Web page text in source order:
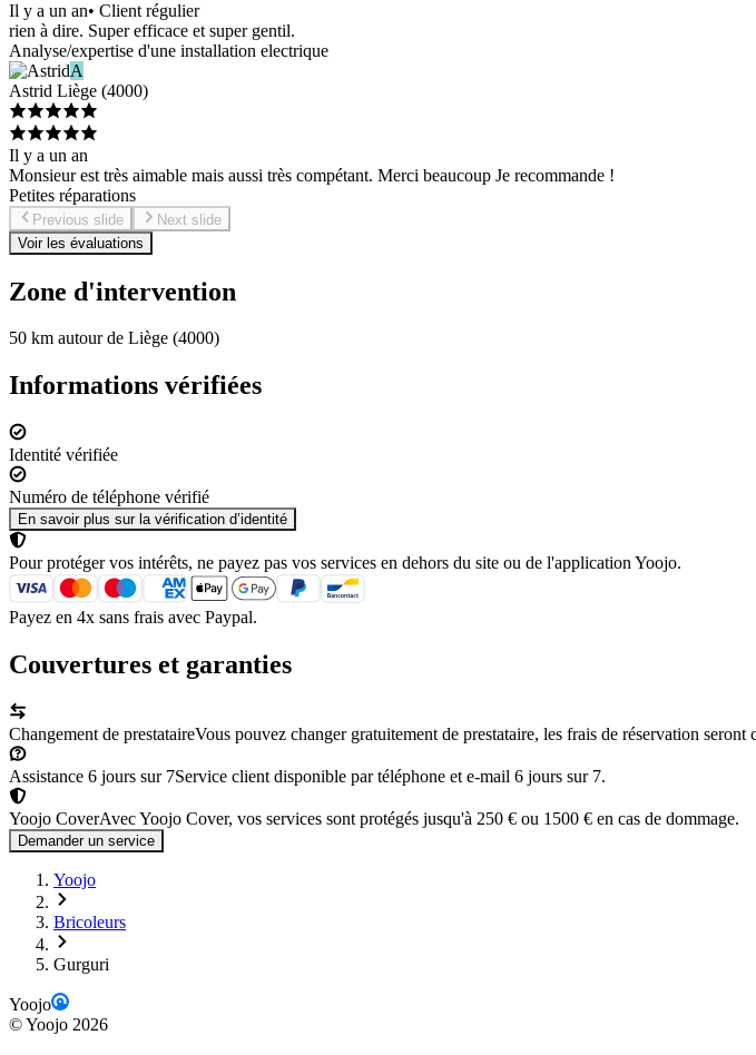
Il y a un an• Client régulier
rien à dire. Super efficace et super gentil.
Analyse/expertise d'une installation electrique
A
Astrid Liège (4000)
Il y a un an
Monsieur est très aimable mais aussi très compétant. Merci beaucoup Je recommande !
Petites réparations
Previous slide
Next slide
Voir les évaluations
Zone d'intervention
50 km autour de Liège (4000)
Informations vérifiées
Identité vérifiée
Numéro de téléphone vérifié
En savoir plus sur la vérification d’identité
Pour protéger vos intérêts, ne payez pas vos services en dehors du site ou de l'application Yoojo.
Payez en 4x sans frais avec Paypal.
Couvertures et garanties
Changement de prestataireVous pouvez changer gratuitement de prestataire, les frais de réservation
Assistance 6 jours sur 7Service client disponible par téléphone et e-mail 6 jours sur 7.
Yoojo CoverAvec Yoojo Cover, vos services sont protégés jusqu'à 250 € ou 1500 € en cas de dommage.
Demander un service
Yoojo
Bricoleurs
Gurguri
Yoojo
©Yoojo 2026